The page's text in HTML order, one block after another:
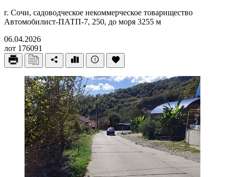
г. Сочи, садоводческое некоммерческое товарищество
Автомобилист-ПАТП-7, 250, до моря 3255 м
06.04.2026
лот 176091